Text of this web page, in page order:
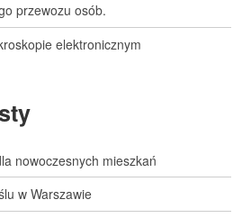
przewozu osób.
elektronicznym
nowoczesnych mieszkań
w Warszawie